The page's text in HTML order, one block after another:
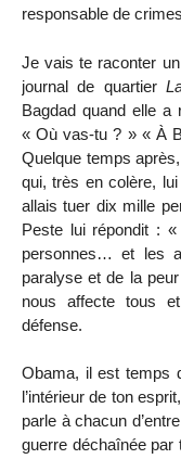
responsable de
Je vais te raconter
journal de quartier
Bagdad quand elle a
« Où vas-tu ? » « À
Quelque temps
qui, très en colère,
allais tuer dix mille
Peste lui répondit :
personnes… et les
paralyse et de la
nous affecte tous
défense.
Obama, il est temps
l’intérieur de ton
parle à chacun
guerre déchaînée par